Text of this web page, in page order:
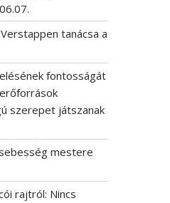
tanácsa a
fontosságát
szerepet játszanak
mestere
rajtról: Nincs